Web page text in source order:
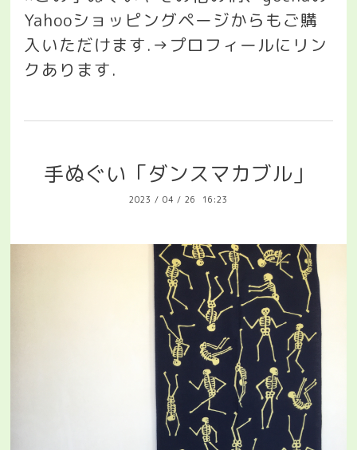
Yahooショッピングページからもご購
入いただけます.→ プロフィールにリン
クあります.
手ぬぐい「ダンスマカブル」
2023 / 04 / 26 16:23